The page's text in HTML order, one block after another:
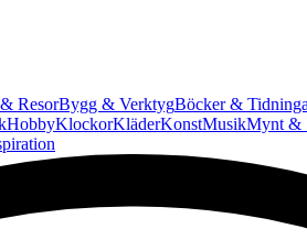
ResorBygg & VerktygBöcker &
HobbyKlockorKläderKonstMusikMynt &